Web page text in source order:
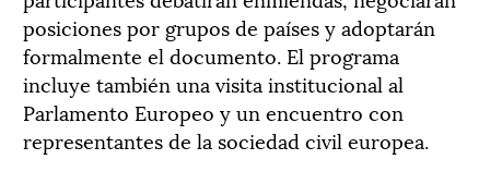
posiciones por grupos de países y adoptarán
formalmente el documento. El programa
incluye también una visita institucional al
Parlamento Europeo y un encuentro con
representantes de la sociedad civil europea.